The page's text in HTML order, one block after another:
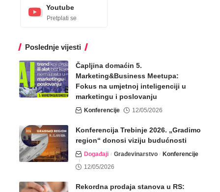
Youtube
Pretplati se
Poslednje vijesti
Čapljina domaćin 5.
Marketing&Business Meetupa:
Fokus na umjetnoj inteligenciji u
marketingu i poslovanju
Konferencije 12/05/2026
Konferencija Trebinje 2026. „Gradimo
region“ donosi viziju budućnosti
Događaji Građevinarstvo
Konferencije
12/05/2026
Rekordna prodaja stanova u RS: